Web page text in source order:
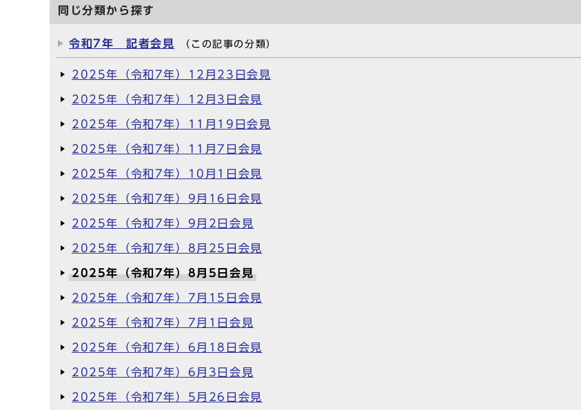
同じ分類から探す
令和7年 記者会見 （この記事の分類）
2025年（令和7年）12月23日会見
2025年（令和7年）12月3日会見
2025年（令和7年）11月19日会見
2025年（令和7年）11月7日会見
2025年（令和7年）10月1日会見
2025年（令和7年）9月16日会見
2025年（令和7年）9月2日会見
2025年（令和7年）8月25日会見
2025年（令和7年）8月5日会見
2025年（令和7年）7月15日会見
2025年（令和7年）7月1日会見
2025年（令和7年）6月18日会見
2025年（令和7年）6月3日会見
2025年（令和7年）5月26日会見